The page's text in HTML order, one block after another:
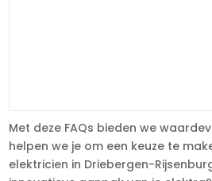
Met deze FAQs bieden we
helpen we je om een keuze te
elektricien in Driebergen-